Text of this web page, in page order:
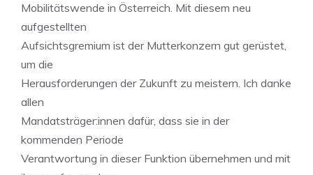
Mobilitätswende in Österreich. Mit diesem neu
aufgestellten
Aufsichtsgremium ist der Mutterkonzern gut gerüstet,
um die
Herausforderungen der Zukunft zu meistern. Ich danke
allen
Mandatsträger:innen dafür, dass sie in der
kommenden Periode
Verantwortung in dieser Funktion übernehmen und mit